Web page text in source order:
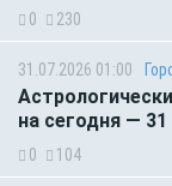
0 230
31.07.2026 01:00
на сегодня —
0 104